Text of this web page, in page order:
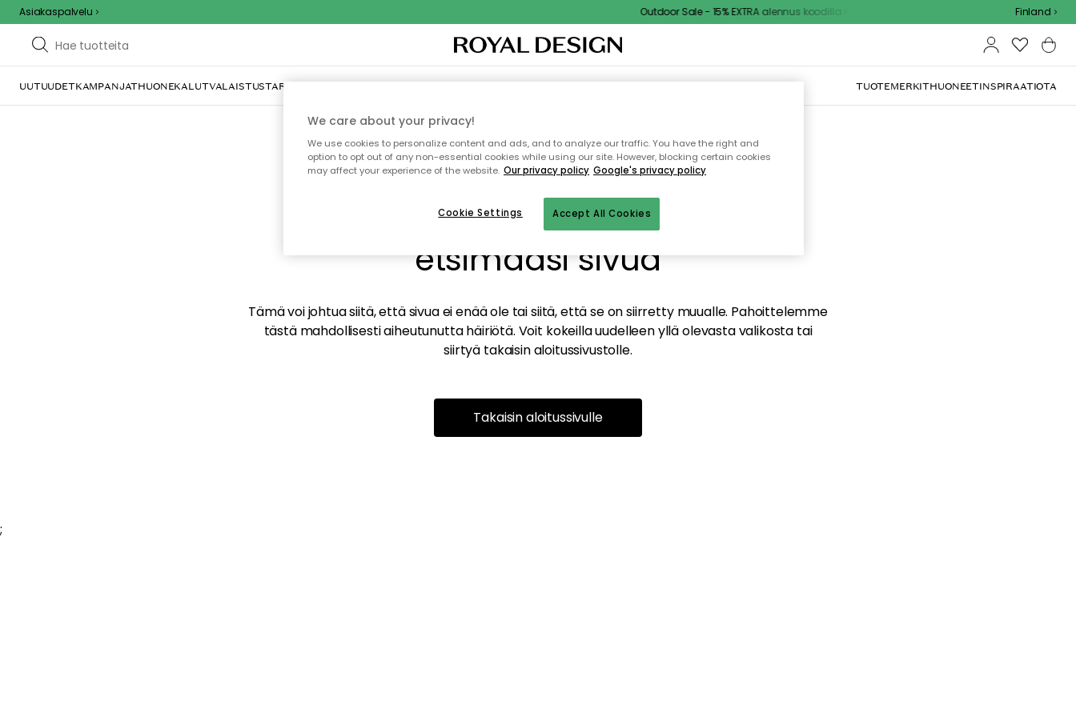
Asiakaspalvelu Outdoor Sale - 15% EXTRA alennus koodilla Finland
UUTUUDETKAMPANJATHUONEKALUTVALAISTUSTARJOILU JA KATTAUSSISUSTUSTEKSTIILIT & MATOTKEITTIÖSÄILYTYSULKOKALUSTEET TUOTEMERKITHUONEETINSPIRAATIOTA
Emme valitettavasti löydä
etsimääsi sivua
Tämä voi johtua siitä, että sivua ei enää ole tai siitä, että se on siirretty muualle. Pahoittelemme
tästä mahdollisesti aiheutunutta häiriötä. Voit kokeilla uudelleen yllä olevasta valikosta tai
siirtyä takaisin aloitussivustolle.
Takaisin aloitussivulle
;
We care about your privacy!
We use cookies to personalize content and ads, and to analyze our traffic. You have the right and
option to opt out of any non-essential cookies while using our site. However, blocking certain cookies
may affect your experience of the website. Our privacy policy Google's privacy policy
Accept All Cookies
Cookie Settings